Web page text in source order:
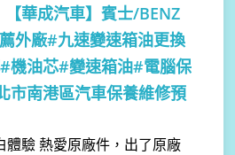
【華成汽車】賓士/BENZ
外廠#九速變速箱油更換
機油芯#變速箱油#電腦保
市南港區汽車保養維修預
體驗 熱愛原廠件，出了原廠